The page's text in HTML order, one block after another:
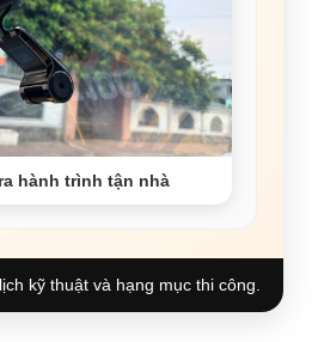
hành trình tận nhà
kỹ thuật và hạng mục thi công.